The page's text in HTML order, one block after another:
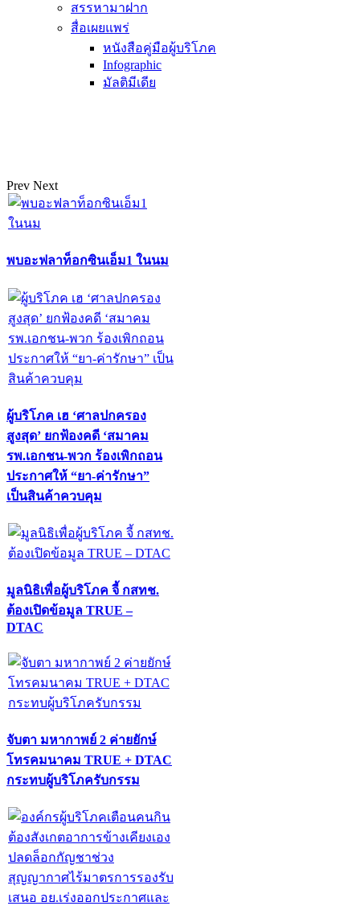
สรรหามาฝาก
สื่อเผยแพร่
หนังสือคู่มือผู้บริโภค
Infographic
มัลติมีเดีย
Prev Next
พบอะฟลาท็อกซินเอ็ม1 ในนม
ผู้บริโภค เฮ ‘ศาลปกครอง
สูงสุด’ ยกฟ้องคดี ‘สมาคม
รพ.เอกชน-พวก ร้องเพิกถอน
ประกาศให้ “ยา-ค่ารักษา”
เป็นสินค้าควบคุม
มูลนิธิเพื่อผู้บริโภค จี้ กสทช.
ต้องเปิดข้อมูล TRUE –
DTAC
จับตา มหากาพย์ 2 ค่ายยักษ์
โทรคมนาคม TRUE + DTAC
กระทบผู้บริโภครับกรรม